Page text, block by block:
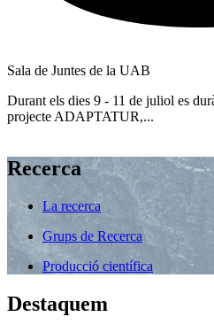
Sala de Juntes de la UAB
Durant els dies 9 - 11 de juliol es
projecte ADAPTATUR,...
Recerca
La recerca
Grups de Recerca
Producció científica
Destaquem